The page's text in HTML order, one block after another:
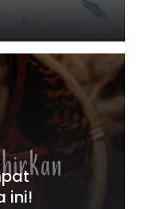
ini!